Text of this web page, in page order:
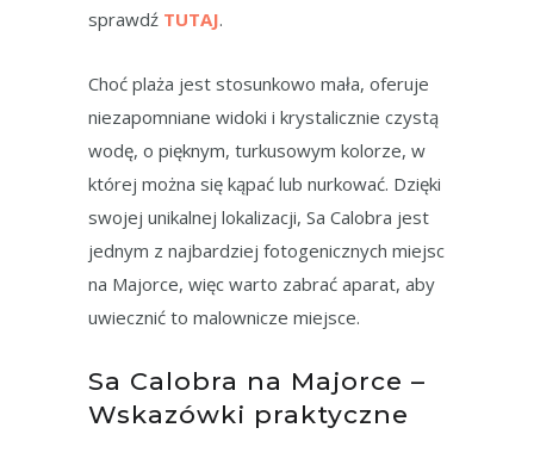
sprawdź TUTAJ.
Choć plaża jest stosunkowo mała, oferuje
niezapomniane widoki i krystalicznie czystą
wodę, o pięknym, turkusowym kolorze, w
której można się kąpać lub nurkować. Dzięki
swojej unikalnej lokalizacji, Sa Calobra jest
jednym z najbardziej fotogenicznych miejsc
na Majorce, więc warto zabrać aparat, aby
uwiecznić to malownicze miejsce.
Sa Calobra na Majorce –
Wskazówki praktyczne